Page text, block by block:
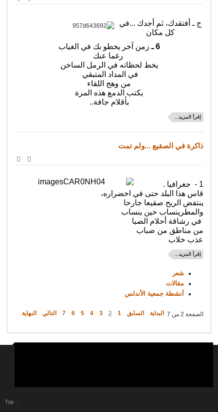
طباعة
البريد
ج ـ أفتقدك، ثم أجدك ...في
كل مكان
6 ـ زمن آخر يخطو بك في الغياب
رغما عنك
يخط لحظاته في الرمل الساخن
في المداد المتبقي
من وهج اللقاء
يكتب الدمع هذه المرة
بأقلام جافة..
اِقرأ المزيد...
ذاكرة في الصقيع ...ولم تمت
طباعة
البريد
1 - جغرافيا .
قاس هذا البلد حتى في اخضراره،
ينتفض الريح صقيعا جارحا
والمطرينساب حين ينساب
في رشاقة أحلام الصبا
من مناطق من ضباب
عذب خلاب
اِقرأ المزيد...
شعر
مقالات
أنشطة جمعية الأندلس
الصفحة 2 من 7 البداية السابق 1
2
3
4
5
6
7 التالي النهاية
Top